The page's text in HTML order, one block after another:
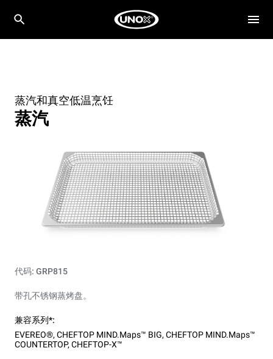
蒸汽和真空低温烹饪
蒸汽
代码: GRP815
带孔不锈钢蒸烤盘。
兼容系列*:
EVEREO®, CHEFTOP MIND.Maps™ BIG, CHEFTOP MIND.Maps™
COUNTERTOP, CHEFTOP-X™